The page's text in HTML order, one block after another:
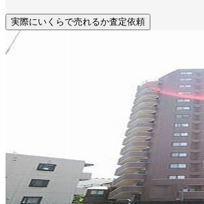
実際にいくらで売れるか査定依頼